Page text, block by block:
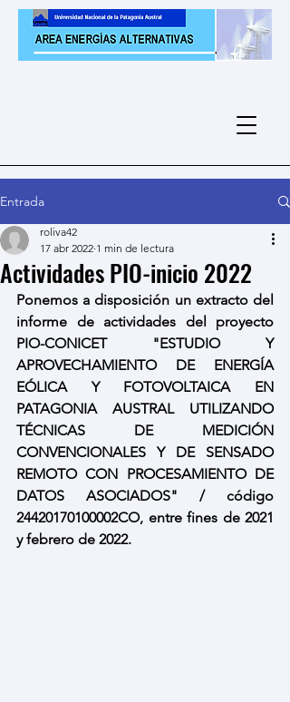
Entrada
Actividades PIO-inicio 2022
roliva42
17 abr 2022 1 min de lectura
Ponemos a disposición un extracto del
informe de actividades del proyecto
PIO-CONICET "ESTUDIO Y
APROVECHAMIENTO DE ENERGÍA
EÓLICA Y FOTOVOLTAICA EN
PATAGONIA AUSTRAL UTILIZANDO
TÉCNICAS DE MEDICIÓN
CONVENCIONALES Y DE SENSADO
REMOTO CON PROCESAMIENTO DE
DATOS ASOCIADOS" / código
24420170100002CO, entre fines de 2021
y febrero de 2022.